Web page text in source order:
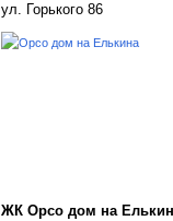
ул. Горького 86
ЖК Орсо дом на